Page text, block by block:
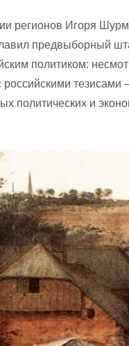
регионов Игоря
предвыборный
политиком:
тезисами
политических и